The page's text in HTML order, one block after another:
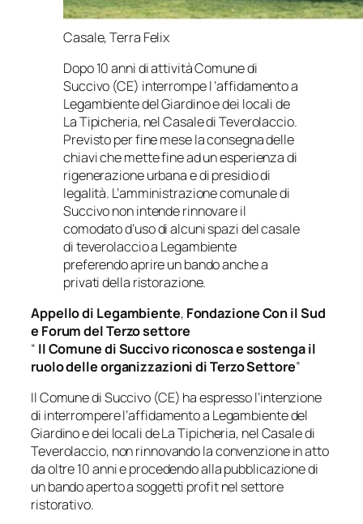
Casale, Terra Felix
Dopo 10 anni di attività Comune di
Succivo (CE) interrompe l ’affidamento a
Legambiente del Giardino e dei locali de
La Tipicheria, nel Casale di Teverolaccio.
Previsto per fine mese la consegna delle
chiavi che mette fine ad un esperienza di
rigenerazione urbana e di presidio di
legalità. L’amministrazione comunale di
Succivo non intende rinnovare il
comodato d’uso di alcuni spazi del casale
di teverolaccio a Legambiente
preferendo aprire un bando anche a
privati della ristorazione.
Appello di Legambiente, Fondazione Con il Sud
e Forum del Terzo settore
“ Il Comune di Succivo riconosca e sostenga il
ruolo delle organizzazioni di Terzo Settore”
Il Comune di Succivo (CE) ha espresso l’intenzione
di interrompere l’affidamento a Legambiente del
Giardino e dei locali de La Tipicheria, nel Casale di
Teverolaccio, non rinnovando la convenzione in atto
da oltre 10 anni e procedendo alla pubblicazione di
un bando aperto a soggetti profit nel settore
ristorativo.